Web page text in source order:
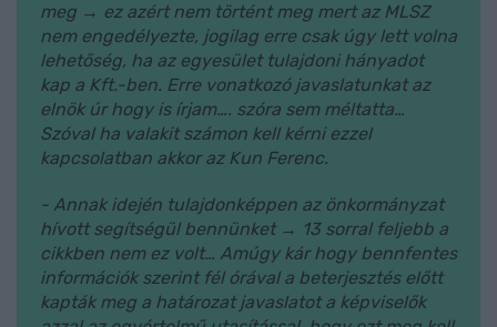
meg → ez azért nem történt meg mert az MLSZ
nem engedélyezte, jogilag erre csak úgy lett volna
lehetőség, ha az egyesület tulajdoni hányadot
kap a Kft.-ben. Erre vonatkozó javaslatunkat az
elnök úr hogy is írjam…. szóra sem méltatta…
Szóval ha valakit számon kell kérni ezzel
kapcsolatban akkor az Kun Ferenc.
- Annak idején tulajdonképpen az önkormányzat
hívott segítségül bennünket → 13 sorral feljebb a
cikkben nem ez volt… Amúgy kár hogy bennfentes
információk szerint fél órával a beterjesztés előtt
kapták meg a határozat javaslatot a képviselők